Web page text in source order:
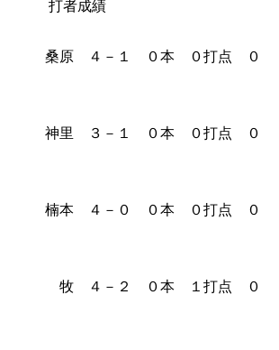
打者成績
４－１ ０本 ０打点 ０
３－１ ０本 ０打点 ０
４－０ ０本 ０打点 ０
４－２ ０本 １打点 ０